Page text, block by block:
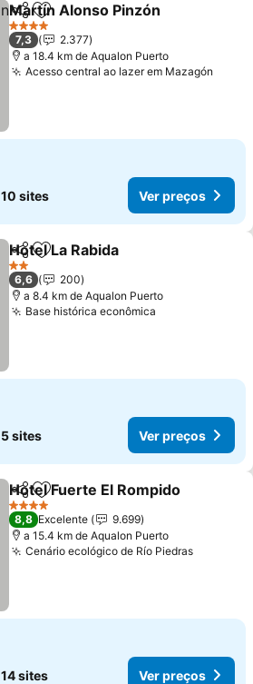
PartilharAdicionar aos favoritos
Martín Alonso Pinzón
4 Estrelas
7,3
2.377
a 18.4 km de Aqualon Puerto
Acesso central ao lazer em Mazagón
10 sites Ver preços
PartilharAdicionar aos favoritos
Hotel La Rabida
2 Estrelas
6,6
200
a 8.4 km de Aqualon Puerto
Base histórica econômica
5 sites Ver preços
PartilharAdicionar aos favoritos
Hotel Fuerte El Rompido
4 Estrelas
8,8 Excelente
9.699
a 15.4 km de Aqualon Puerto
Cenário ecológico de Río Piedras
14 sites Ver preços